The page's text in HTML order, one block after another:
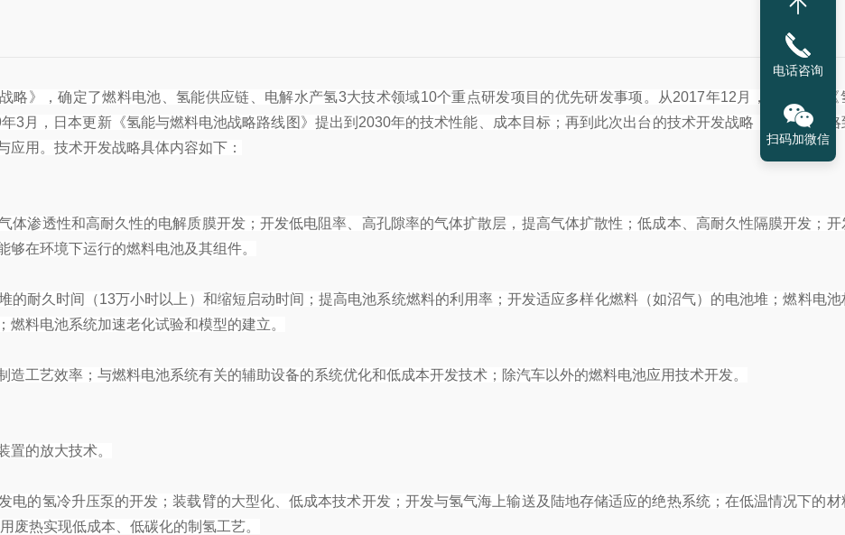
略》，确定了燃料电池、氢能供应链、电解水产氢3大技术领域10个重点研发项目的优先研发事项。从2017年12月，日本制定《
3月，日本更新《氢能与燃料电池战略路线图》提出到2030年的技术性能、成本目标；再到此次出台的技术开发战略，日本从战略
用。技术开发战略具体内容如下：
体渗透性和高耐久性的电解质膜开发；开发低电阻率、高孔隙率的气体扩散层，提高气体扩散性；低成本、高耐久性隔膜开发；开
在环境下运行的燃料电池及其组件。
的耐久时间（13万小时以上）和缩短启动时间；提高电池系统燃料的利用率；开发适应多样化燃料（如沼气）的电池堆；燃料电
料电池系统加速老化试验和模型的建立。
工艺效率；与燃料电池系统有关的辅助设备的系统优化和低成本开发技术；除汽车以外的燃料电池应用技术开发。
置的放大技术。
电的氢冷升压泵的开发；装载臂的大型化、低成本技术开发；开发与氢气海上输送及陆地存储适应的绝热系统；在低温情况下的材
废热实现低成本、低碳化的制氢工艺。
电话咨询
扫码加微信